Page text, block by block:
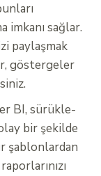
sağlar.
paylaşmak
göstergeler
BI, sürükle-
bir şekilde
şablonlardan